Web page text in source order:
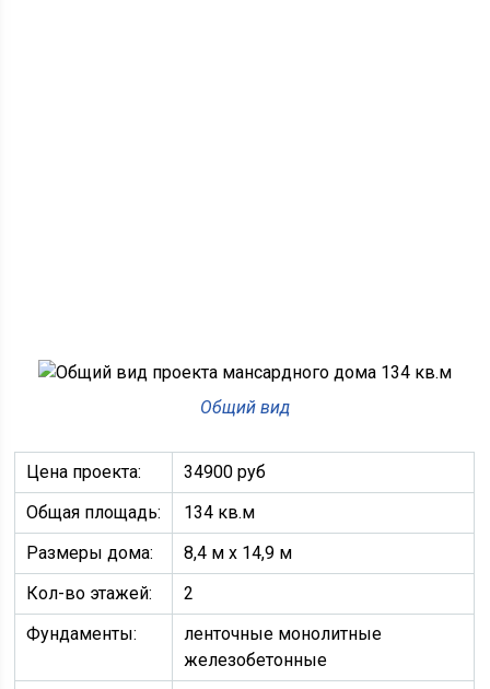
Общий вид
Цена проекта:
34900 руб
Общая площадь:
134 кв.м
Размеры дома:
8,4 м х 14,9 м
Кол-во этажей:
2
Фундаменты:
ленточные монолитные
железобетонные